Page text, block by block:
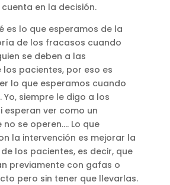
en la decisión.
es lo que esperamos de la
de los fracasos cuando
se deben a las
pacientes, por eso es
lo que esperamos cuando
Yo, siempre le digo a los
esperan ver como un
no se operen…. Lo que
la intervención es mejorar la
los pacientes, es decir, que
previamente con gafas o
pero sin tener que llevarlas.